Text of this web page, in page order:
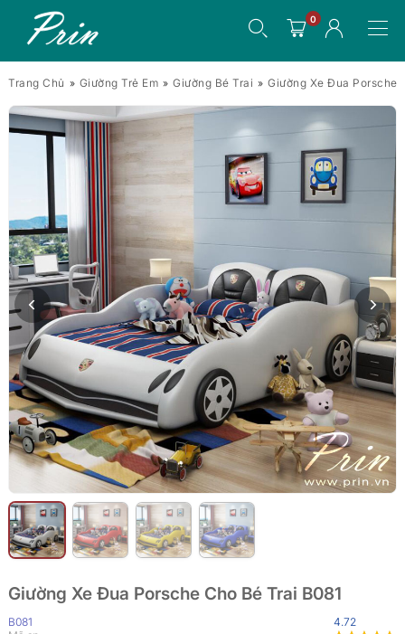
0
Trang Chủ Giường Trẻ Em Giường Bé Trai Giường Xe Đua Porsche
Giường Xe Đua Porsche Cho Bé Trai B081
B081
4.72